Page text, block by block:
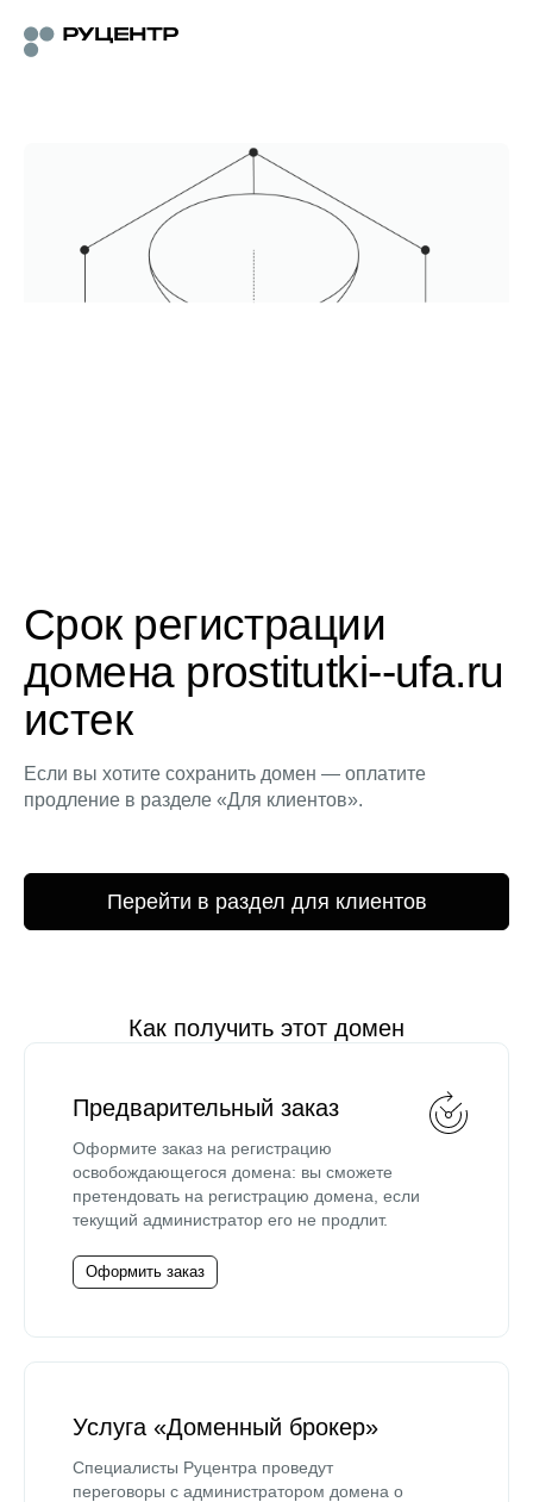
Срок регистрации
домена prostitutki--ufa.ru
истек
Если вы хотите сохранить домен — оплатите
продление в разделе «Для клиентов».
Перейти в раздел для клиентов
Как получить этот домен
Предварительный заказ
Оформите заказ на регистрацию
освобождающегося домена: вы сможете
претендовать на регистрацию домена, если
текущий администратор его не продлит.
Оформить заказ
Услуга «Доменный брокер»
Специалисты Руцентра проведут
переговоры с администратором домена о